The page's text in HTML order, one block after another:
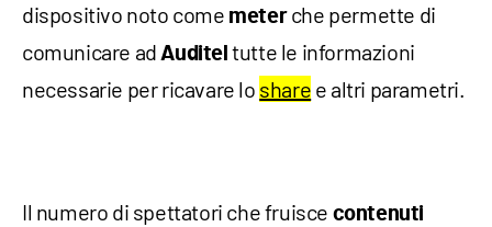
dispositivo noto come meter che permette di
comunicare ad Auditel tutte le informazioni
necessarie per ricavare lo share e altri parametri.
Il numero di spettatori che fruisce contenuti